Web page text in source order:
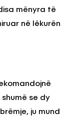
mënyra të
në lëkurën
se dy
ju mund